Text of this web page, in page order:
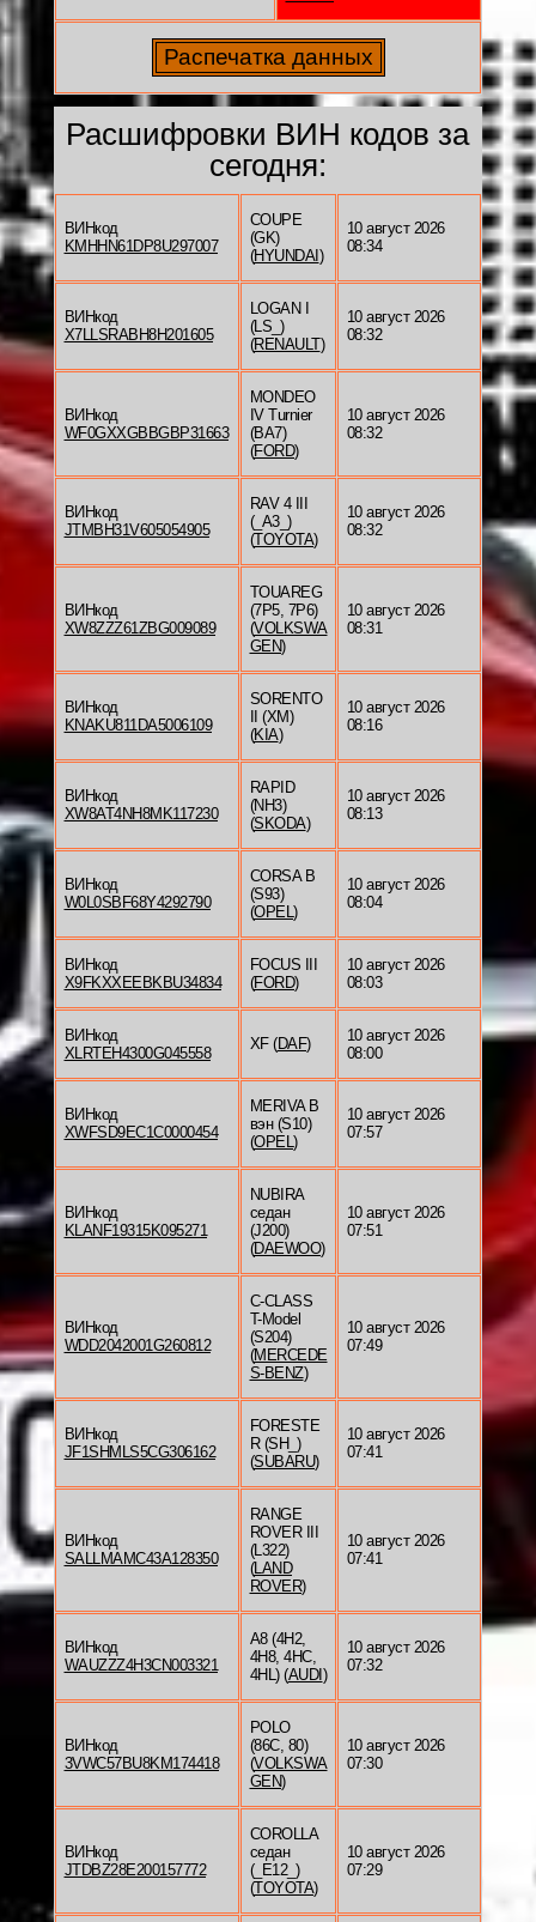
Расшифровки ВИН кодов за
сегодня:
ВИНкод
KMHHN61DP8U297007
COUPE
(GK)
(HYUNDAI)
10 август 2026
08:34
ВИНкод
X7LLSRABH8H201605
LOGAN I
(LS_)
(RENAULT)
10 август 2026
08:32
ВИНкод
WF0GXXGBBGBP31663
MONDEO
IV Turnier
(BA7)
(FORD)
10 август 2026
08:32
ВИНкод
JTMBH31V605054905
RAV 4 III
(_A3_)
(TOYOTA)
10 август 2026
08:32
ВИНкод
XW8ZZZ61ZBG009089
TOUAREG
(7P5, 7P6)
(VOLKSWA
GEN)
10 август 2026
08:31
ВИНкод
KNAKU811DA5006109
SORENTO
II (XM)
(KIA)
10 август 2026
08:16
ВИНкод
XW8AT4NH8MK117230
RAPID
(NH3)
(SKODA)
10 август 2026
08:13
ВИНкод
W0L0SBF68Y4292790
CORSA B
(S93)
(OPEL )
10 август 2026
08:04
ВИНкод
X9FKXXEEBKBU34834
FOCUS III
(FORD)
10 август 2026
08:03
ВИНкод
XLRTEH4300G045558
XF (DAF)
10 август 2026
08:00
ВИНкод
XWFSD9EC1C0000454
MERIVA B
вэн (S10)
(OPEL )
10 август 2026
07:57
ВИНкод
KLANF19315K095271
NUBIRA
седан
(J200)
(DAEWOO)
10 август 2026
07:51
ВИНкод
WDD2042001G260812
C-CLASS
T-Model
(S204)
(MERCEDE
S-BENZ)
10 август 2026
07:49
ВИНкод
JF1SHMLS5CG306162
FORESTE
R (SH_)
(SUBARU)
10 август 2026
07:41
ВИНкод
SALLMAMC43A128350
RANGE
ROVER III
(L322)
(LAND
ROVER)
10 август 2026
07:41
ВИНкод
WAUZZZ4H3CN003321
A8 (4H2,
4H8, 4HC,
4HL) (AUDI)
10 август 2026
07:32
ВИНкод
3VWC57BU8KM174418
POLO
(86C, 80)
(VOLKSWA
GEN)
10 август 2026
07:30
ВИНкод
JTDBZ28E200157772
COROLLA
седан
(_E12_)
(TOYOTA)
10 август 2026
07:29